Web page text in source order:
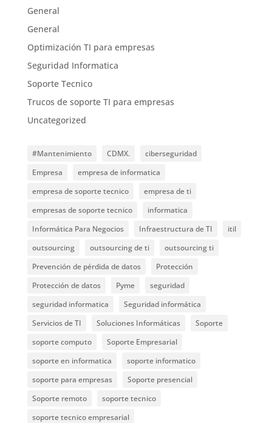
General
General
Optimización TI para empresas
Seguridad Informatica
Soporte Tecnico
Trucos de soporte TI para empresas
Uncategorized
#Mantenimiento CDMX.
ciberseguridad
Empresa
empresa de informatica
empresa de soporte tecnico
empresa de ti
empresas de soporte tecnico
informatica
Informática Para Negocios
Infraestructura de TI
itil
outsourcing
outsourcing de ti
outsourcing ti
Prevención de pérdida de datos
Protección
Protección de datos
Pyme
seguridad
seguridad informatica
Seguridad informática
Servicios de TI
Soluciones Informáticas
Soporte
soporte computo
Soporte Empresarial
soporte en informatica
soporte informatico
soporte para empresas
Soporte presencial
Soporte remoto
soporte tecnico
soporte tecnico empresarial